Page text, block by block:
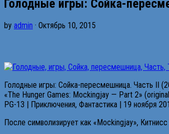
Голодные игры: Сойка-
by admin · Октябрь 10, 2015
Голодные игры: Сойка-пересмешница. Часть II
«The Hunger Games: Mockingjay — Part 2»
PG-13 | Приключения, Фантастика | 19 ноября
После символизирует как «Mockingjay»,